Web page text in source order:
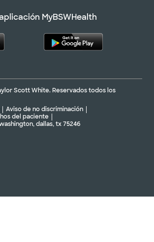
MyBSWHealth
Scott White. Reservados todos los
Aviso de no discriminación
del paciente
dallas, tx 75246